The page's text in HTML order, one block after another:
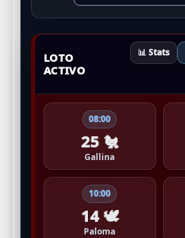
LOTO
ACTIVO
📊 Stats
08:00
25 🐔
Gallina
10:00
14 🕊️
Paloma